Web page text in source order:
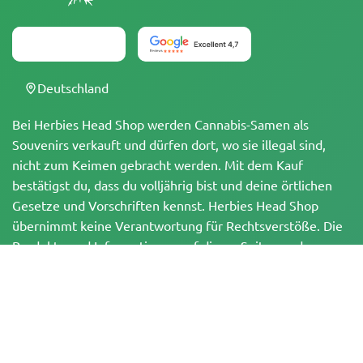
Bei Herbies Head Shop werden Cannabis-Samen als
Souvenirs verkauft und dürfen dort, wo sie illegal sind,
nicht zum Keimen gebracht werden. Mit dem Kauf
bestätigst du, dass du volljährig bist und deine örtlichen
Gesetze und Vorschriften kennst. Herbies Head Shop
übernimmt keine Verantwortung für Rechtsverstöße. Die
Produkte und Informationen auf dieser Seite wurden
Deutschland